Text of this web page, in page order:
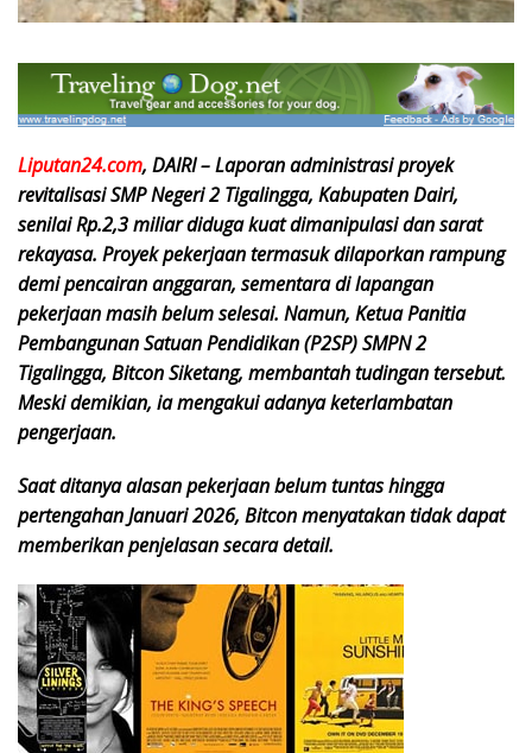
Liputan24.com, DAIRI – Laporan administrasi proyek
revitalisasi SMP Negeri 2 Tigalingga, Kabupaten Dairi,
senilai Rp.2,3 miliar diduga kuat dimanipulasi dan sarat
rekayasa. Proyek pekerjaan termasuk dilaporkan rampung
demi pencairan anggaran, sementara di lapangan
pekerjaan masih belum selesai. Namun, Ketua Panitia
Pembangunan Satuan Pendidikan (P2SP) SMPN 2
Tigalingga, Bitcon Siketang, membantah tudingan tersebut.
Meski demikian, ia mengakui adanya keterlambatan
pengerjaan.
Saat ditanya alasan pekerjaan belum tuntas hingga
pertengahan Januari 2026, Bitcon menyatakan tidak dapat
memberikan penjelasan secara detail.